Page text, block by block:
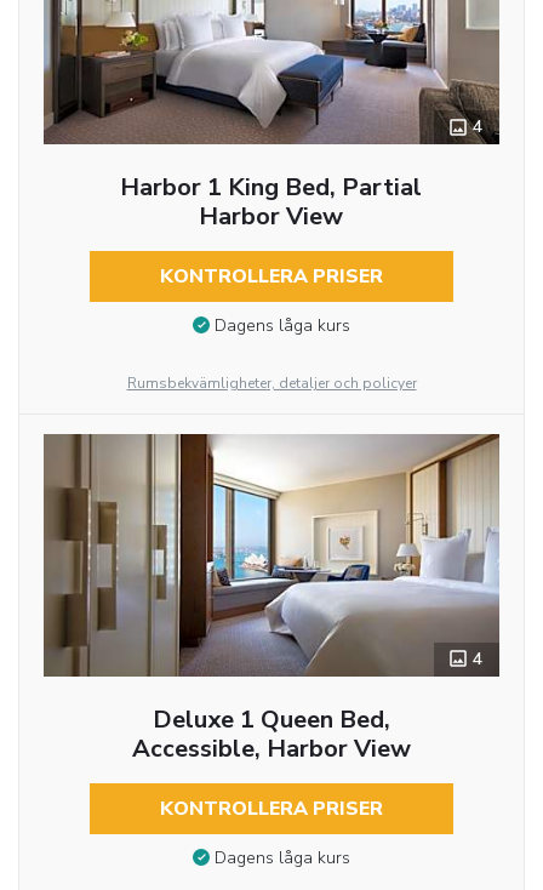
4
Harbor 1 King Bed, Partial
Harbor View
KONTROLLERA PRISER
Dagens låga kurs
Rumsbekvämligheter, detaljer och policyer
4
Deluxe 1 Queen Bed,
Accessible, Harbor View
KONTROLLERA PRISER
Dagens låga kurs